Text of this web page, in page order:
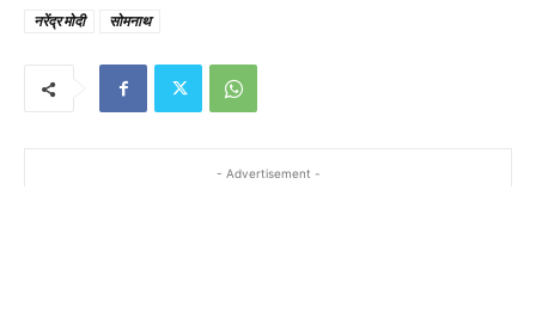
नरेंद्र मोदी
सोमनाथ
- Advertisement -